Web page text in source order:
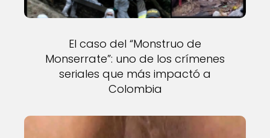
El caso del “Monstruo de
Monserrate”: uno de los crímenes
seriales que más impactó a
Colombia